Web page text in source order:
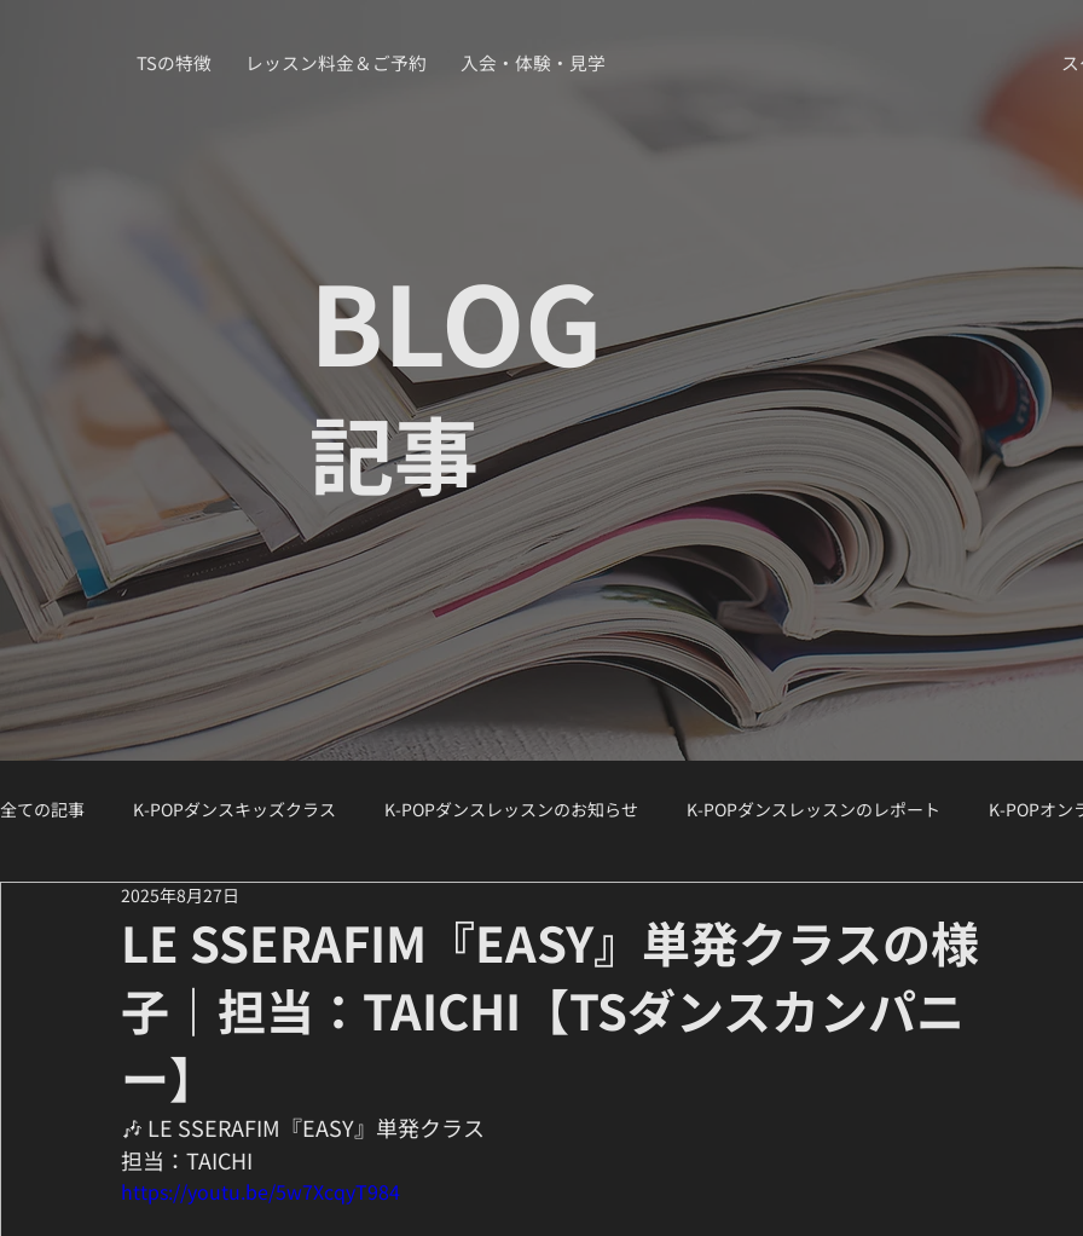
TSの特徴 レッスン料金＆ご予約 入会・体験・見学
BLOG
記事
全ての記事 K-POPダンスキッズクラス K-POPダンスレッスンのお知らせ K-POPダンスレッスンのレポート K-POPオン
K-POPダンスジュニアクラス
講師紹介 / Instructor Spotlight ダンスコラム K-POボーカルクラス オーディション対策 K-POPボーカルクラス
LE SSERAFIM『EASY』単発クラスの様
子｜担当：TAICHI【TSダンスカンパニ
ー】
2025年8月27日
🎶 LE SSERAFIM『EASY』単発クラス
担当：TAICHI
https://youtu.be/5w7XcqyT984